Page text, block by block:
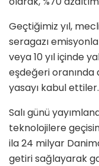
Geçtiğimiz yıl,
seragazı
veya 10 yıl içinde
eşdeğeri oranında
yasayı kabul ettiler.
Salı günü
teknolojilere
ila 24 milyar
getiri sağlayarak